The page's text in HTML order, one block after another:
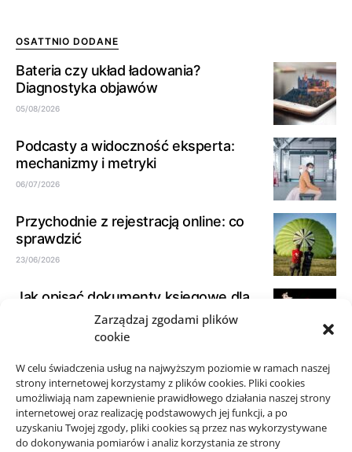
Zarządzaj zgodami plików
cookie
W celu świadczenia usług na najwyższym poziomie w ramach naszej
strony internetowej korzystamy z plików cookies. Pliki cookies
umożliwiają nam zapewnienie prawidłowego działania naszej strony
internetowej oraz realizację podstawowych jej funkcji, a po
uzyskaniu Twojej zgody, pliki cookies są przez nas wykorzystywane
do dokonywania pomiarów i analiz korzystania ze strony
OSATTNIO DODANE
Bateria czy układ ładowania?
Diagnostyka objawów
05/08/2026
Podcasty a widoczność eksperta:
mechanizmy i metryki
06/07/2026
Przychodnie z rejestracją online: co
sprawdzić
23/06/2026
Jak opisać dokumenty księgowe dla
biura rachunkowego
Jak spokojnie zaplanować przejazd
taxi w okolicy Starego Sącza
15/06/2026